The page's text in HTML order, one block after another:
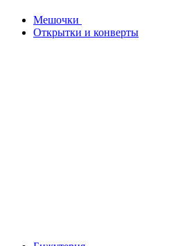
Мешочки
Открытки и конверты